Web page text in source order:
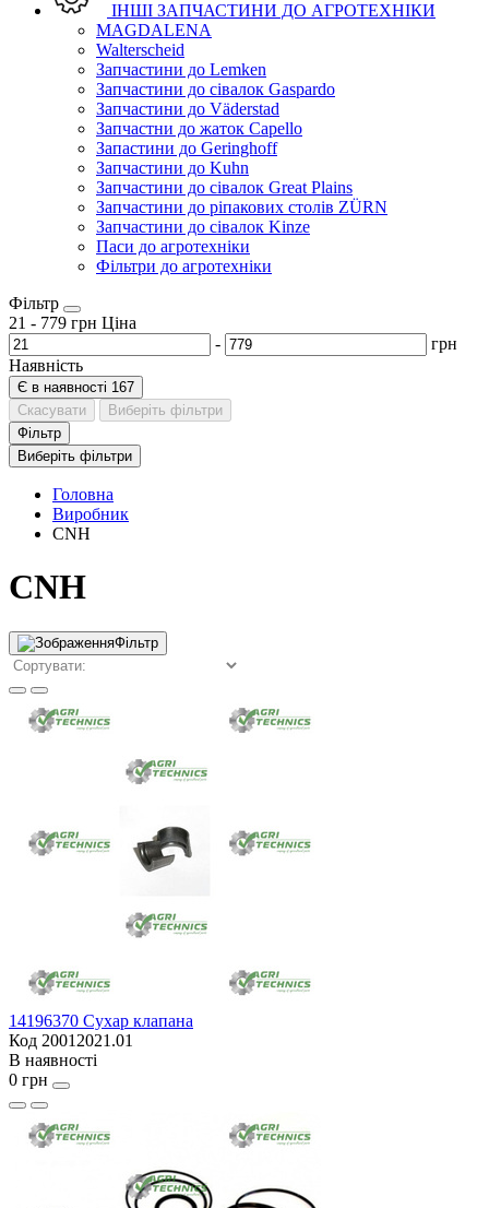
ІНШІ ЗАПЧАСТИНИ ДО АГРОТЕХНІКИ
MAGDALENA
Walterscheid
Запчастини до Lemken
Запчастини до сівалок Gaspardo
Запчастини до Väderstad
Запчастни до жаток Capello
Запастини до Geringhoff
Запчастини до Kuhn
Запчастини до сівалок Great Plains
Запчастини до ріпакових столів ZÜRN
Запчастини до сівалок Kinze
Паси до агротехніки
Фільтри до агротехніки
Фільтр
21 - 779 грн Ціна
-
грн
Наявність
Є в наявності 167
Скасувати
Виберіть фільтри
Фільтр
Виберіть фільтри
Головна
Виробник
CNH
CNH
Фільтр
14196370 Сухар клапана
Код 20012021.01
В наявності
0 грн